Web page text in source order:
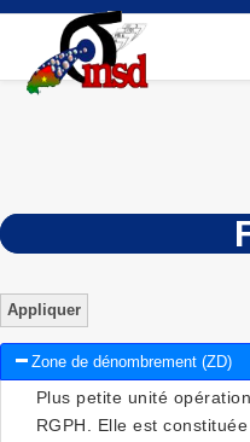
Aller
contenu
principal
Zone de dénombrement (ZD)
Plus petite unité
RGPH. Elle est